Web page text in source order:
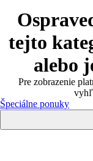
tejto
alebo
Pre zobrazenie
Špeciálne ponuky